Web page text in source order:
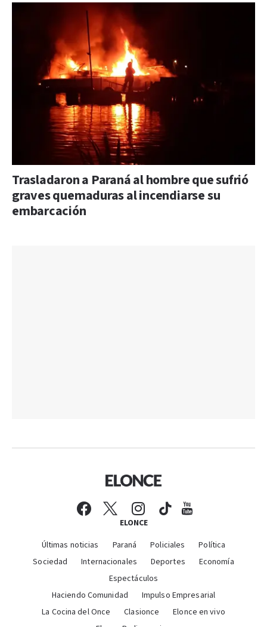
Trasladaron a Paraná al hombre que sufrió
graves quemaduras al incendiarse su
embarcación
ELONCE
Últimas noticias Paraná Policiales
Política
Sociedad
Internacionales Deportes
Economía
Espectáculos
Haciendo Comunidad
Impulso Empresarial
La Cocina del Once
Clasionce
Elonce en vivo